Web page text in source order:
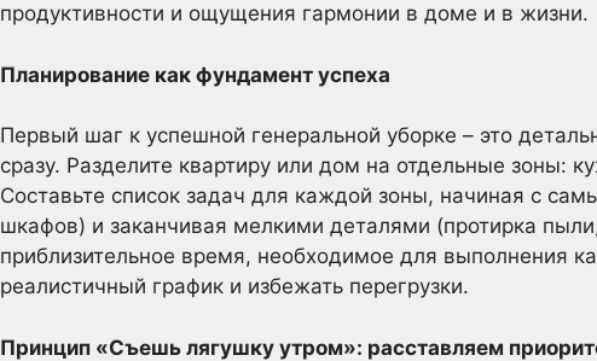
продуктивности и ощущения гармонии в доме и в жизни.
Планирование как фундамент успеха
Первый шаг к успешной генеральной уборке – это
сразу. Разделите квартиру или дом на отдельные зоны:
Составьте список задач для каждой зоны, начиная с
шкафов) и заканчивая мелкими деталями (протирка
приблизительное время, необходимое для выполнения
реалистичный график и избежать перегрузки.
Принцип «Съешь лягушку утром»: расставляем